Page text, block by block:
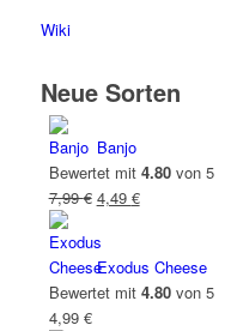
Wiki
Neue Sorten
Banjo
Bewertet mit 4.80von 5
7,99€ Ursprünglicher
war:
7,99 €
4,49 €Aktueller
4,49 €.
Exodus Cheese
Bewertet mit 4.80von 5
4,99 €